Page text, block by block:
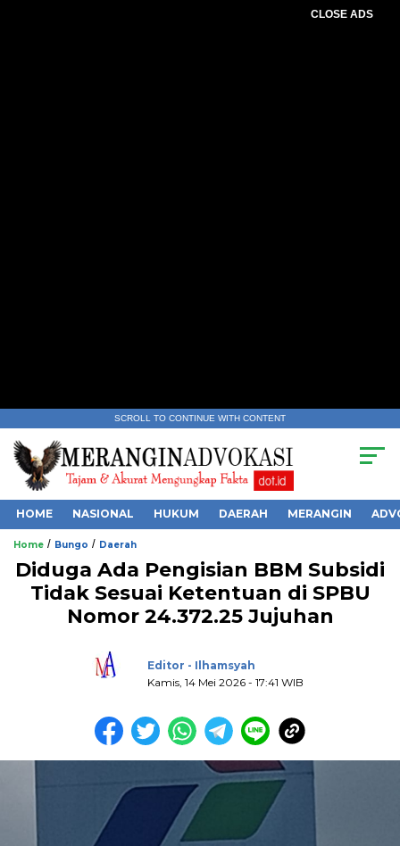
CLOSE ADS
SCROLL TO CONTINUE WITH CONTENT
HOME NASIONAL HUKUM DAERAH MERANGIN
Home / Bungo / Daerah
Diduga Ada Pengisian BBM Subsidi
Tidak Sesuai Ketentuan di SPBU
Nomor 24.372.25 Jujuhan
Editor - Ilhamsyah
Kamis, 14 Mei 2026 - 17:41 WIB